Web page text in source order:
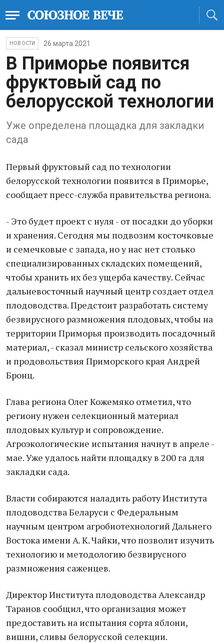
НОВОСТИ 26 марта 2021
В Приморье появится
фруктовый сад по
белорусской технологии
Уже определена площадка для закладки
сада
Первый фруктовый сад по технологии
белорусской технологии появится в Приморье,
сообщает пресс-служба правительства региона.
- Это будет проект с нуля - от посадки до уборки
и хранения. Сегодня мы подвозим косточковые
и семечковые с запада, но у нас нет столько
специализированных складских помещений,
чтобы хранить их без ущерба качеству. Сейчас
дальневосточный научный центр создает отдел
плодоводства. Предстоит разработать систему
безвирусного размножения плодовых, чтобы на
территории Приморья производить посадочный
материал, - сказал министр сельского хозяйства
и продовольствия Приморского края Андрей
Бронц.
Глава региона Олег Кожемяко отметил, что
региону нужен селекционный материал
плодовых культур и сопровождение.
Агроэкологические испытания начнут в апреле -
мае. Уже удалось найти площадку в 200 га для
закладки сада.
Власти собираются наладить работу Института
плодоводства Беларуси с Федеральным
научным центром агробиотехнологий Дальнего
Востока имени А. К. Чайки, что позволит изучить
технологию и методологию безвирусного
размножения саженцев.
Директор Института плодоводства Александр
Таранов сообщил, что организация может
предоставить на испытания сорта яблони,
вишни, сливы белорусской селекции.